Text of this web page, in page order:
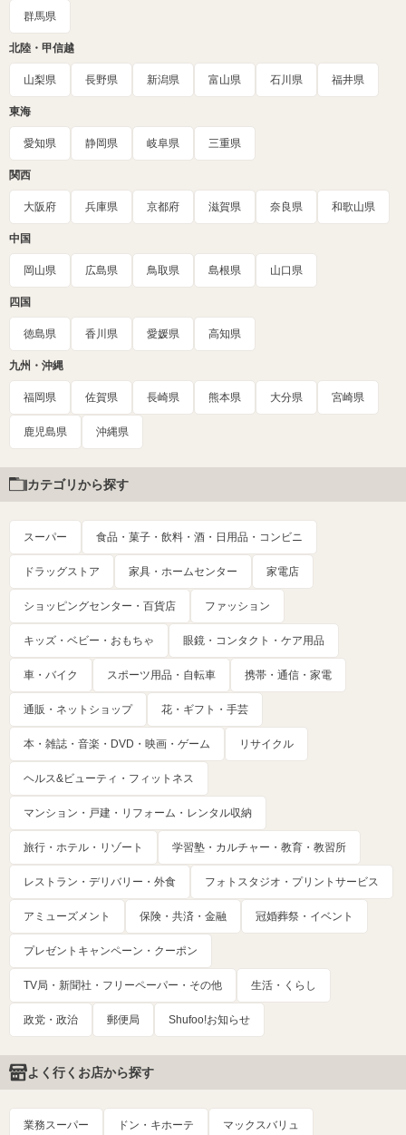
群馬県
北陸・甲信越
山梨県 長野県 新潟県 富山県 石川県 福井県
東海
愛知県 静岡県 岐阜県 三重県
関西
大阪府 兵庫県 京都府 滋賀県 奈良県 和歌山県
中国
岡山県 広島県 鳥取県 島根県 山口県
四国
徳島県 香川県 愛媛県 高知県
九州・沖縄
福岡県 佐賀県 長崎県 熊本県 大分県 宮崎県
鹿児島県 沖縄県
カテゴリから探す
スーパー 食品・菓子・飲料・酒・日用品・コンビニ
ドラッグストア 家具・ホームセンター 家電店
ショッピングセンター・百貨店 ファッション
キッズ・ベビー・おもちゃ 眼鏡・コンタクト・ケア用品
車・バイク スポーツ用品・自転車 携帯・通信・家電
通販・ネットショップ 花・ギフト・手芸
本・雑誌・音楽・DVD・映画・ゲーム リサイクル
ヘルス&ビューティ・フィットネス
マンション・戸建・リフォーム・レンタル収納
旅行・ホテル・リゾート 学習塾・カルチャー・教育・教習所
レストラン・デリバリー・外食 フォトスタジオ・プリントサービス
アミューズメント 保険・共済・金融 冠婚葬祭・イベント
プレゼントキャンペーン・クーポン
TV局・新聞社・フリーペーパー・その他 生活・くらし
政党・政治 郵便局 Shufoo!お知らせ
よく行くお店から探す
業務スーパー ドン・キホーテ マックスバリュ